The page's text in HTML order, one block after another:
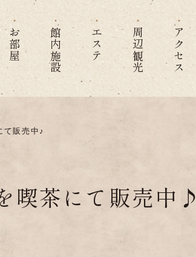
お部屋 館内施設 エステ 周辺観光 アクセス
て販売中♪
喫茶にて販売中♪